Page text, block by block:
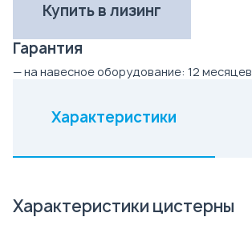
Купить в лизинг
Гарантия
— на навесное оборудование: 12 месяцев
Характеристики
Характеристики цистерны